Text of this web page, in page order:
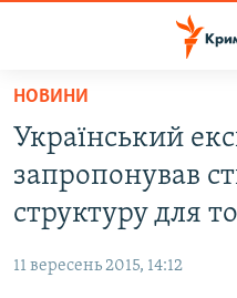
Перейти
основного
матеріалу
Перейти
до
основної
навігації
ВОДА.КРИМ
ВІДЕО ТА ФОТО
БЛОГИ
НОВИНИ
Український
запропонував
структуру для
11 вересень 2015, 14:12